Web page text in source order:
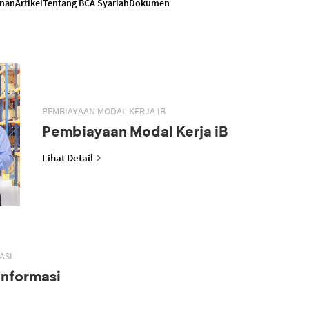
ArtikelTentang BCA SyariahDokumen
PEMBIAYAAN MODAL KERJA IB
Pembiayaan Modal Kerja iB
Lihat Detail